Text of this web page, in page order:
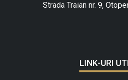
Strada Traian nr. 9,
LINK-URI